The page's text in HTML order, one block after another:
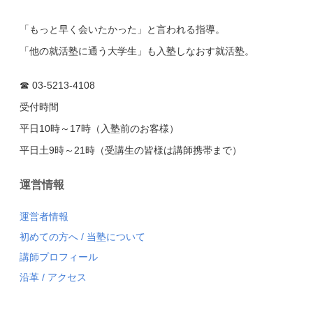
「もっと早く会いたかった」と言われる指導。
「他の就活塾に通う大学生」も入塾しなおす就活塾。
☎ 03-5213-4108
受付時間
平日10時～17時（入塾前のお客様）
平日土9時～21時（受講生の皆様は講師携帯まで）
運営情報
運営者情報
初めての方へ/ 当塾について
講師プロフィール
沿革/ アクセス